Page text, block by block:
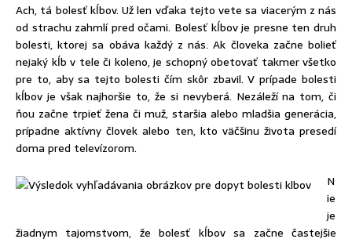
Ach, tá bolesť kĺbov. Už len vďaka tejto vete sa viacerým z nás
od strachu zahmlí pred očami. Bolesť kĺbov je presne ten druh
bolesti, ktorej sa obáva každý z nás. Ak človeka začne bolieť
nejaký kĺb v tele či koleno, je schopný obetovať takmer všetko
pre to, aby sa tejto bolesti čím skôr zbavil. V prípade bolesti
kĺbov je však najhoršie to, že si nevyberá. Nezáleží na tom, či
ňou začne trpieť žena či muž, staršia alebo mladšia generácia,
prípadne aktívny človek alebo ten, kto väčšinu života presedí
doma pred televízorom.
N
ie
je
žiadnym tajomstvom, že bolesť kĺbov sa začne častejšie